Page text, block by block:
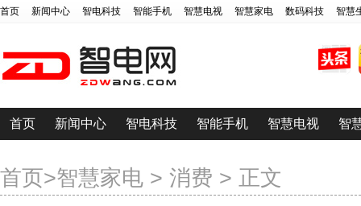
首页 新闻中心 智电科技 智能手机 智慧电视 智慧家电 数码科技 智慧
首页 新闻中心 智电科技 智能手机 智慧电视 智
首页>智慧家电 > 消费 > 正文